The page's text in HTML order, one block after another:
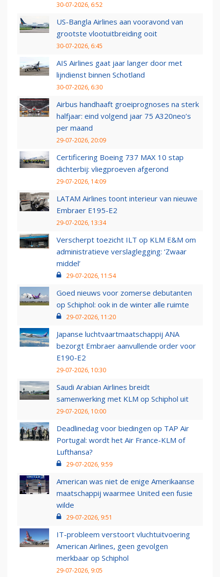
30-07-2026, 6:52
US-Bangla Airlines aan vooravond van
grootste vlootuitbreiding ooit
30-07-2026, 6:45
AIS Airlines gaat jaar langer door met
lijndienst binnen Schotland
30-07-2026, 6:30
Airbus handhaaft groeiprognoses na sterk
halfjaar: eind volgend jaar 75 A320neo’s
per maand
29-07-2026, 20:09
Certificering Boeing 737 MAX 10 stap
dichterbij: vliegproeven afgerond
29-07-2026, 14:09
LATAM Airlines toont interieur van nieuwe
Embraer E195-E2
29-07-2026, 13:34
Verscherpt toezicht ILT op KLM E&M om
administratieve verslaglegging: ‘Zwaar
middel’
29-07-2026, 11:54
Goed nieuws voor zomerse debutanten
op Schiphol: ook in de winter alle ruimte
29-07-2026, 11:20
Japanse luchtvaartmaatschappij ANA
bezorgt Embraer aanvullende order voor
E190-E2
29-07-2026, 10:30
Saudi Arabian Airlines breidt
samenwerking met KLM op Schiphol uit
29-07-2026, 10:00
Deadlinedag voor biedingen op TAP Air
Portugal: wordt het Air France-KLM of
Lufthansa?
29-07-2026, 9:59
American was niet de enige Amerikaanse
maatschappij waarmee United een fusie
wilde
29-07-2026, 9:51
IT-probleem verstoort vluchtuitvoering
American Airlines, geen gevolgen
merkbaar op Schiphol
29-07-2026, 9:05